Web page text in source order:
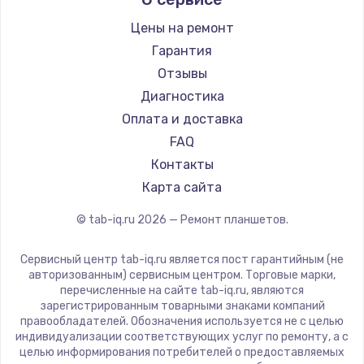
1330 руб.
Заказать
Замена видеокарты
2100 руб.
Заказать
Заказать
Замена материнской платы
1590 руб.
Заказать
BlackView
Amazon
Aquarius
Philips
Dell
HP
Getac
ZTE
CHUWI
Цены на ремонт
Гарантия
Отзывы
Диагностика
Оплата и доставка
FAQ
Контакты
Карта сайта
© tab-iq.ru 2026 — Ремонт планшетов.
Сервисный центр tab-iq.ru является пост гарантийным (не
авторизованным) сервисным центром. Торговые марки,
перечисленные на сайте tab-iq.ru, являются
зарегистрированным товарными знаками компаний
правообладателей. Обозначения используется не с целью
индивидуализации соответствующих услуг по ремонту, а с
целью информирования потребителей о предоставляемых